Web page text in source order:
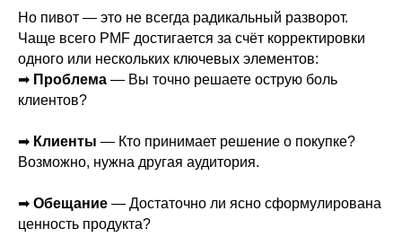
Но пивот — это не всегда радикальный разворот.
Чаще всего PMF достигается за счёт корректировки
одного или нескольких ключевых элементов:
➡ Проблема — Вы точно решаете острую боль
клиентов?
➡ Клиенты — Кто принимает решение о покупке?
Возможно, нужна другая аудитория.
➡ Обещание — Достаточно ли ясно сформулирована
ценность продукта?